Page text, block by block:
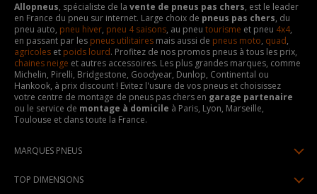
Allopneus, spécialiste de la vente de pneus pas chers, est le leader
en France du pneu sur internet. Large choix de pneus pas chers, du
pneu auto, pneu hiver, pneu 4 saisons, au pneu tourisme et pneu 4x4,
en passant par les pneus utilitaires mais aussi de pneus moto, quad,
agricoles et poids lourd. Profitez de nos promos pneus à tous les prix,
chaines neige et autres accessoires. Les plus grandes marques, comme
Michelin, Pirelli, Bridgestone, Goodyear, Dunlop, Continental ou
Hankook, à prix discount ! Evitez l'usure de vos pneus et choisissez
votre centre de montage de pneus pas chers en garage partenaire
ou le service de montage à domicile à Paris, Lyon, Marseille,
Toulouse et dans toute la France.
MARQUES PNEUS
TOP DIMENSIONS